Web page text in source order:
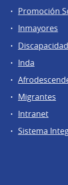
Promoción
Inmayores
Discapacidad
Inda
Migrantes
Intranet
Sistema